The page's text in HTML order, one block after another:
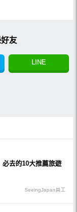
友
LINE
必去的10大推薦旅遊
SeeingJapan員工